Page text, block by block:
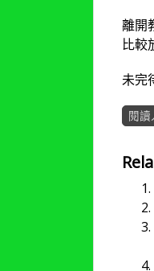
離開
比較
未完
閱讀